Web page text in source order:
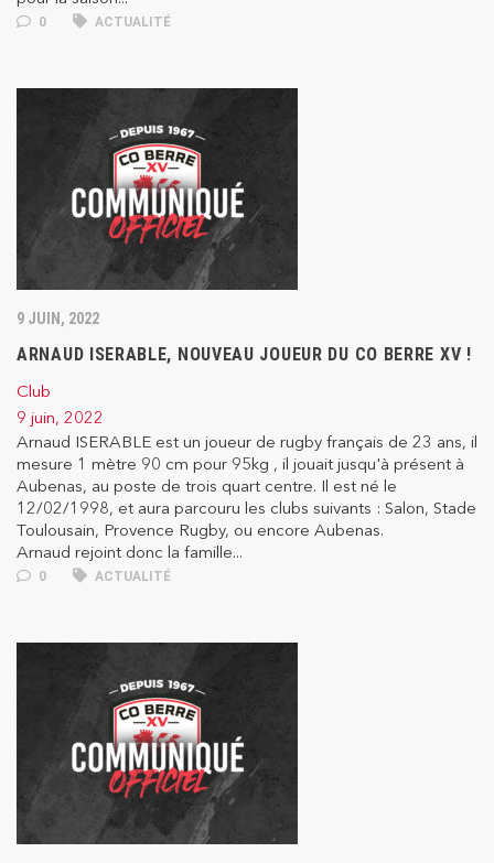
0 ACTUALITÉ
9 JUIN, 2022
ARNAUD ISERABLE, NOUVEAU JOUEUR DU CO BERRE XV !
Club
9 juin, 2022
Arnaud ISERABLE est un joueur de rugby français de 23 ans, il
mesure 1 mètre 90 cm pour 95kg , il jouait jusqu'à présent à
Aubenas, au poste de trois quart centre. Il est né le
12/02/1998, et aura parcouru les clubs suivants : Salon, Stade
Toulousain, Provence Rugby, ou encore Aubenas.
Arnaud rejoint donc la famille...
0 ACTUALITÉ